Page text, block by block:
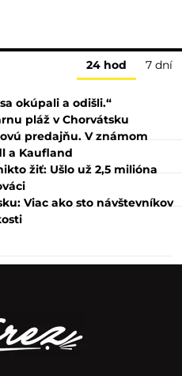
24 hod 7 dní
okúpali a odišli.“
pláž v Chorvátsku
predajňu. V známom
a Kaufland
žiť: Ušlo už 2,5 milióna
Viac ako sto návštevníkov